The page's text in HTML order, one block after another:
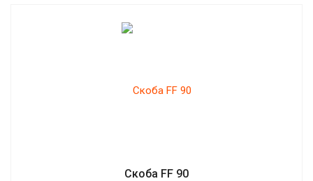
Скоба FF 90